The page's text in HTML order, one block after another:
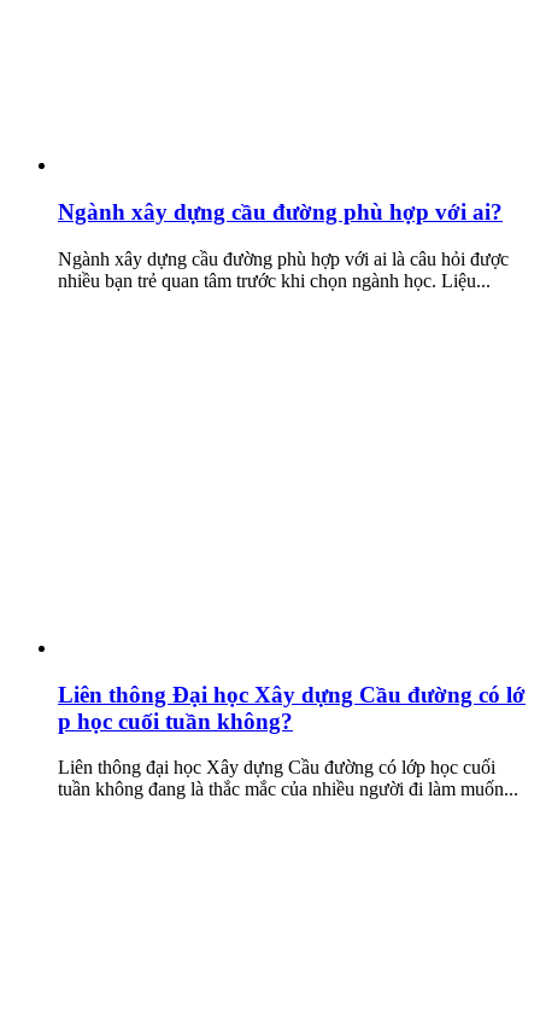
Ngành xây dựng cầu đường phù hợp với ai?
Ngành xây dựng cầu đường phù hợp với ai là câu hỏi được
nhiều bạn trẻ quan tâm trước khi chọn ngành học. Liệu...
Liên thông Đại học Xây dựng Cầu đường có lớ
p học cuối tuần không?
Liên thông đại học Xây dựng Cầu đường có lớp học cuối
tuần không đang là thắc mắc của nhiều người đi làm muốn...